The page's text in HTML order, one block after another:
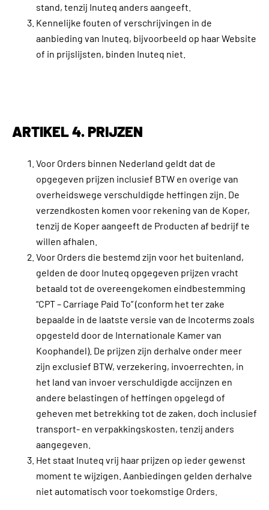
stand, tenzij Inuteq anders aangeeft.
Kennelijke fouten of verschrijvingen in de
aanbieding van Inuteq, bijvoorbeeld op haar Website
of in prijslijsten, binden Inuteq niet.
ARTIKEL 4. PRIJZEN
Voor Orders binnen Nederland geldt dat de
opgegeven prijzen inclusief BTW en overige van
overheidswege verschuldigde heffingen zijn. De
verzendkosten komen voor rekening van de Koper,
tenzij de Koper aangeeft de Producten af bedrijf te
willen afhalen.
Voor Orders die bestemd zijn voor het buitenland,
gelden de door Inuteq opgegeven prijzen vracht
betaald tot de overeengekomen eindbestemming
“CPT – Carriage Paid To” (conform het ter zake
bepaalde in de laatste versie van de Incoterms zoals
opgesteld door de Internationale Kamer van
Koophandel). De prijzen zijn derhalve onder meer
zijn exclusief BTW, verzekering, invoerrechten, in
het land van invoer verschuldigde accijnzen en
andere belastingen of heffingen opgelegd of
geheven met betrekking tot de zaken, doch inclusief
transport- en verpakkingskosten, tenzij anders
aangegeven.
Het staat Inuteq vrij haar prijzen op ieder gewenst
moment te wijzigen. Aanbiedingen gelden derhalve
niet automatisch voor toekomstige Orders.